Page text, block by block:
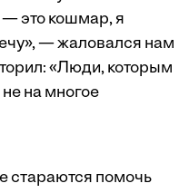
это кошмар, я
— жаловался нам
«Люди, которым
на многое
стараются помочь